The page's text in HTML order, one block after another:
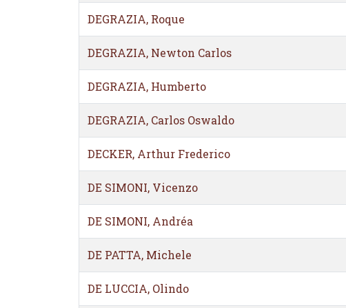
DEGRAZIA, Roque
DEGRAZIA, Newton Carlos
DEGRAZIA, Humberto
DEGRAZIA, Carlos Oswaldo
DECKER, Arthur Frederico
DE SIMONI, Vicenzo
DE SIMONI, Andréa
DE PATTA, Michele
DE LUCCIA, Olindo